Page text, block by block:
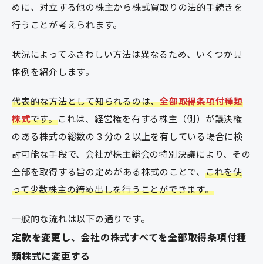
めに、対立する他の株主から株式買取りの法的手続きを
行うことが考えられます。
状況によってふさわしい方法は異なるため、いくつか具
体例を紹介します。
代表的な方法として知られるのは、全部取得条項付種類
株式です。これは、経営権を有する株主（側）が議決権
のある株式の総数の３分の２以上を有している場合に検
討可能な手段で、会社が株主総会の特別決議により、その
全部を取得する旨の定めがある株式のことで、 これを使
って少数株主の締め出しを行うことができます。
一般的な流れは以下の通りです。
定款を変更し、会社の株式すべてを全部取得条項付種
類株式に変更する